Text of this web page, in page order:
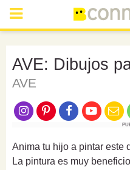
AVE: Dibujos
AVE
Anima tu hijo a pintar este
La pintura es muy